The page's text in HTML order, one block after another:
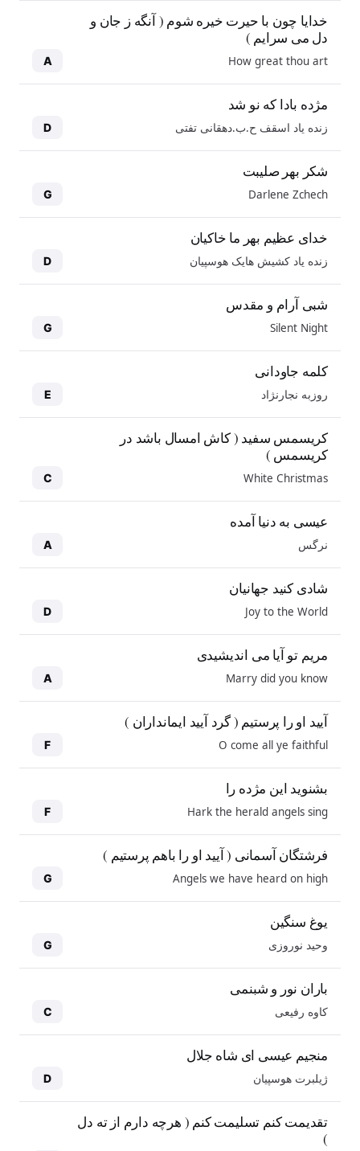
خدایا چون با حیرت خیره شوم ( آنگه ز جان و
دل می سرایم )
How great thou art
A
مژده بادا که نو شد
زنده یاد اسقف ح.ب.دهقانی تفتی D
شکر بهر صلیبت
Darlene Zchech
G
خدای عظیم بهر ما خاکیان
زنده یاد کشیش هایک هوسپیان D
شبی آرام و مقدس
Silent Night
G
کلمه جاودانی
روزبه نجارنژاد E
کریسمس سفید ( کاش امسال باشد در
کریسمس )
White Christmas
C
عیسی به دنیا آمده
نرگس A
شادی کنید جهانیان
Joy to the World
D
مریم تو آیا می اندیشیدی
Marry did you know
A
آیید او را پرستیم ( گرد آیید ایمانداران )
O come all ye faithful
F
بشنوید این مژده را
Hark the herald angels sing
F
فرشتگان آسمانی ( آیید او را باهم پرستیم )
Angels we have heard on high
G
یوغ سنگین
وحید نوروزی G
باران نور و شبنمی
کاوه رفیعی C
منجیم عیسی ای شاه جلال
ژیلبرت هوسپیان D
تقدیمت کنم تسلیمت کنم ( هرچه دارم از ته دل
)